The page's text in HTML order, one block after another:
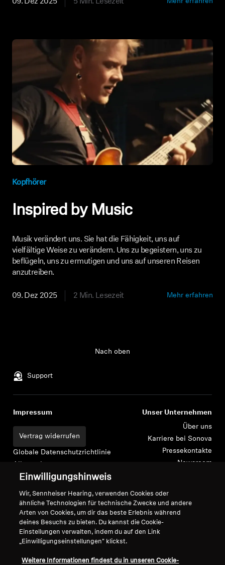
Kopfhörer
Inspired by Music
Musik verändert uns. Sie hat die Fähigkeit, uns auf
vielfältige Weise zu verändern. Uns zu begeistern, uns zu
beflügeln, uns zu ermutigen und uns auf unseren Reisen
anzutreiben.
09. Dez 2025 2 Min. Lesezeit Mehr erfahren
Support
Nach oben
Impressum
Vertrag widerrufen
Globale Datenschutzrichtlinie
Geschäftsbedingungen für
Online-Verkäufe an Verbraucher
Koordinierte Richtlinie zur
Offenlegung von Schwachstellen
Unser Unternehmen
Über uns
Karriere bei Sonova
Pressekontakte
Newsroom
Einwilligungshinweis
Wir, Sennheiser Hearing, verwenden Cookies oder
ähnliche Technologien für technische Zwecke und andere
Arten von Cookies, um dir das beste Erlebnis während
deines Besuchs zu bieten. Du kannst die Cookie-
Einstellungen verwalten, indem du auf den Link
„Einwilligungseinstellungen" klickst.
Weitere Informationen findest du in unseren Cookie-